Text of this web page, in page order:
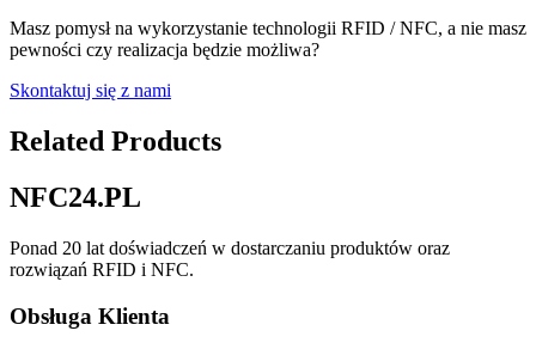
Masz pomysł na wykorzystanie technologii RFID / NFC, a nie masz
pewności czy realizacja będzie możliwa?
Skontaktuj się z nami
Related Products
NFC24.PL
Ponad 20 lat doświadczeń w dostarczaniu produktów oraz
rozwiązań RFID i NFC.
Obsługa Klienta